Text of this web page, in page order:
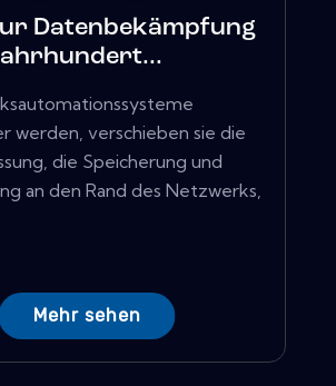
Datenbekämpfung
werden, verschieben sie die
die Speicherung und
an den Rand des Netzwerks,
Mehr sehen